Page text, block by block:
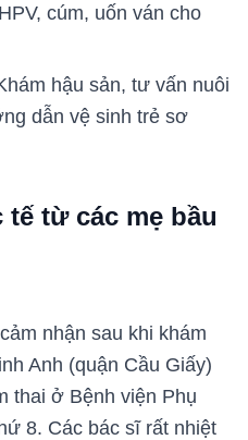
cúm, uốn ván cho
hậu sản, tư vấn nuôi
dẫn vệ sinh trẻ sơ
từ các mẹ bầu
nhận sau khi khám
Anh (quận Cầu Giấy)
thai ở Bệnh viện Phụ
8. Các bác sĩ rất nhiệt